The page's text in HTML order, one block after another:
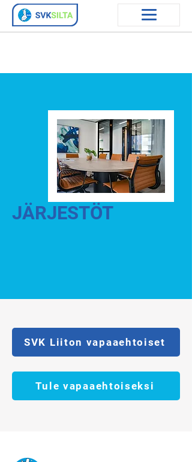
JÄRJESTÖT
SVK Liiton vapaaehtoiset
Tule vapaaehtoiseksi